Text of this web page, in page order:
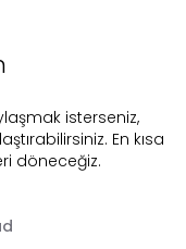
isterseniz,
En kısa
döneceğiz.